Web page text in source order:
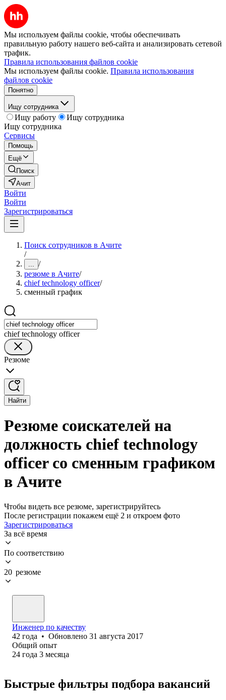
Мы используем файлы cookie, чтобы обеспечивать
правильную работу нашего веб-сайта и анализировать сетевой
трафик.
Правила использования файлов cookie
Мы используем файлы cookie. Правила использования
файлов cookie
Понятно
Ищу сотрудника
Ищу работу
Ищу сотрудника
Ищу сотрудника
Сервисы
Помощь
Ещё
Поиск
Ачит
Войти
Войти
Зарегистрироваться
Поиск сотрудников в Ачите
/
... /
резюме в Ачите/
chief technology officer/
сменный график
chief technology officer
Резюме
Найти
Резюме соискателей на
должность chief technology
officer со сменным графиком
в Ачите
Чтобы видеть все резюме, зарегистрируйтесь
После регистрации покажем ещё 2 и откроем фото
Зарегистрироваться
За всё время
По соответствию
20 резюме
Инженер по качеству
42 года • Обновлено 31 августа 2017
Общий опыт
24 года 3 месяца
Быстрые фильтры подбора вакансий